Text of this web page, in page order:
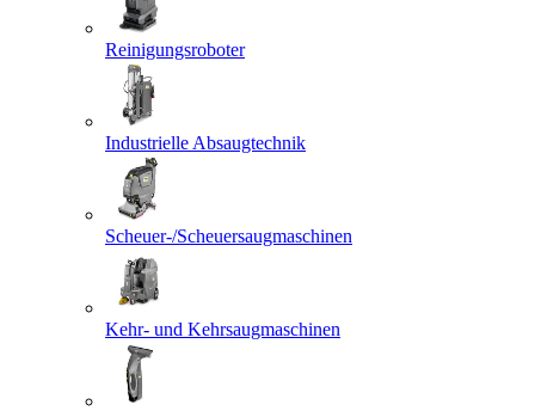
Reinigungsroboter
Industrielle Absaugtechnik
Scheuer-/Scheuersaugmaschinen
Kehr- und Kehrsaugmaschinen